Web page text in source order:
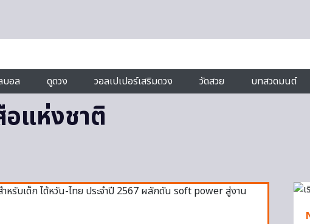
บอล ดูดวง วอลเปเปอร์เสริมดวง วัดสวย บทสวดมนต์
แห่งชาติ